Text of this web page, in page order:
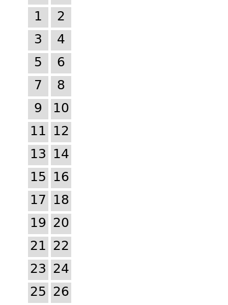
1
2
3
4
5
6
7
8
9
10
11 12
13 14
15 16
17 18
19 20
21 22
23 24
25 26